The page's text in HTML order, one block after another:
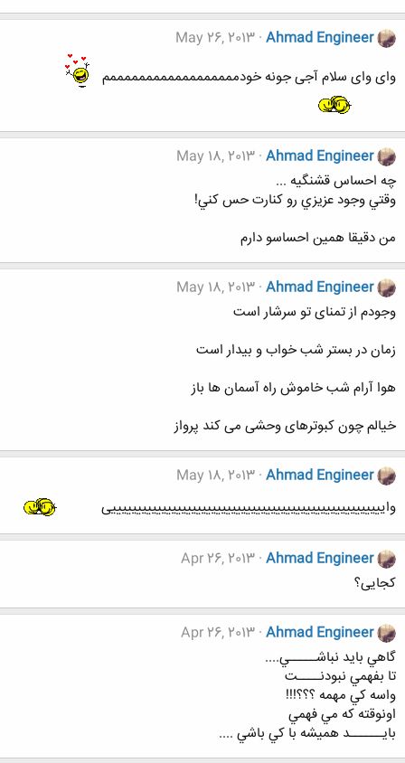
Ahmad Engineer
May 26, 2013
وای وای سلام آجی جونه خودممممممممممممممممممم
Ahmad Engineer
May 18, 2013
چه احساس قشنگيه ...
وقتي وجود عزيزي رو کنارت حس کني!
من دقیقا همین احساسو دارم
Ahmad Engineer
May 18, 2013
وجودم از تمنای تو سرشار است
زمان در بستر شب خواب و بیدار است
هوا آرام شب خاموش راه آسمان ها باز
خیالم چون کبوترهای وحشی می کند پرواز
Ahmad Engineer
May 18, 2013
وایییییییییییییییییییییییییییییییییییییییییییییییییییییییی
Ahmad Engineer
Apr 26, 2013
کجایی؟
Ahmad Engineer
Apr 26, 2013
گاهي بايد نباشـــــي....
تا بفهمي نبودنــــت
واسه کي مهمه ؟؟؟!!!
اونوقته که مي فهمي
بايــــــد هميشه با کي باشي ....